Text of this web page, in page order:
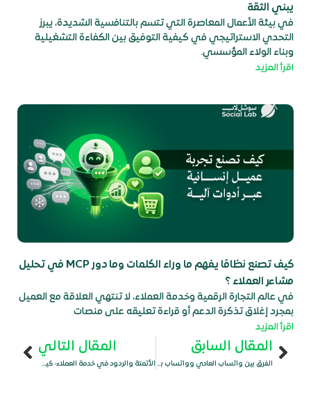
يبني الثقة
في بيئة الأعمال المعاصرة التي تتسم بالتنافسية الشديدة، يبرز
التحدي الاستراتيجي في كيفية التوفيق بين الكفاءة التشغيلية
وبناء الولاء المؤسسي.
اقرأ المزيد
كيف تصنع نظامًا يفهم ما وراء الكلمات وما دور MCP في تحليل
مشاعر العملاء ؟
في عالم التجارة الرقمية وخدمة العملاء، لا تنتهي العلاقة مع العميل
بمجرد إغلاق تذكرة الدعم أو قراءة تعليقه على منصات
اقرأ المزيد
Prev
المقال السابق
الفرق بين واتساب العادي وواتساب بزنس وواتساب API: أيهما مناسب لعملك؟
المقال التالي
الأتمتة والردود في خدمة العملاء: كيف تبني نظام تواصل يحوّل المحادثات إلى مبيعات؟